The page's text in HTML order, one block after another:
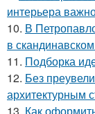
интерьера
10. В
в
11. Подборка
12. Без
архитектурным